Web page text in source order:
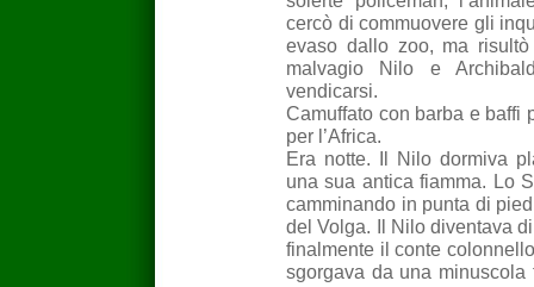
cercò di commuovere gli
evaso dallo zoo, ma
malvagio Nilo e
vendicarsi.
Camuffato con barba e baffi
per l’Africa.
Era notte. Il Nilo dormiva
una sua antica fiamma. Lo
camminando in punta di
del Volga. Il Nilo diventava
finalmente il conte
sgorgava da una minuscola